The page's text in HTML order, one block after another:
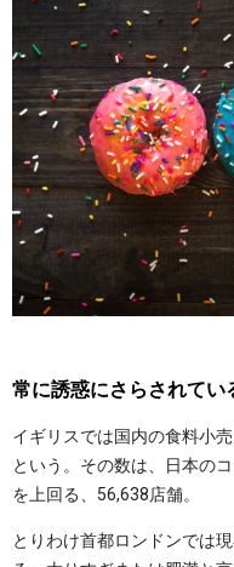
常に誘惑にさらされてい
イギリスでは国内の食料小売
という。その数は、日本の
を上回る、56,638店舗。
とりわけ首都ロンドンでは